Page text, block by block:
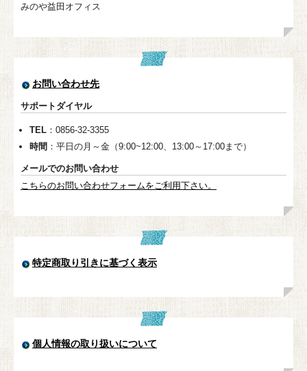
みのや益田オフィス
お問い合わせ先
サポートダイヤル
TEL：0856-32-3355
時間：平日の月～金（9:00~12:00、13:00～17:00まで）
メールでのお問い合わせ
こちらのお問い合わせフォームをご利用下さい。
特定商取り引きに基づく表示
個人情報の取り扱いについて